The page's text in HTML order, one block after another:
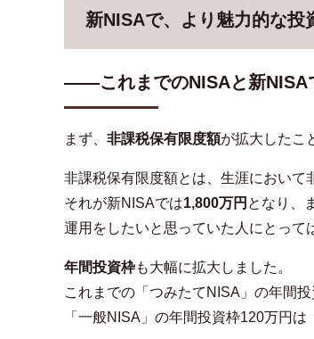
新NISAで、より魅力的な投
――これまでのNISAと新NISA
まず、 非課税保有限度額が拡大したこ
非課税保有限度額とは、生涯において
それが新NISAでは1,800万円 となり、
運用をしたいと思っていた人にとって
年間投資枠も大幅に拡大しました。
これまでの「つみたてNISA」の年間
「一般NISA」の年間投資枠120万円